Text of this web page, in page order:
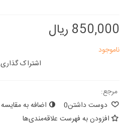
850,000 ریال
ناموجود
اشتراک گذاری
مرجع:
دوست داشتن0 اضافه به مقایسه
افزودن به فهرست علاقه‌مندی‌ها